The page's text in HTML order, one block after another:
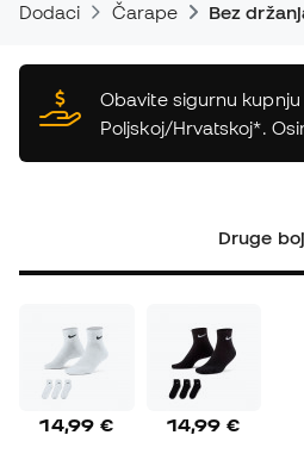
Dodaci Čarape Bez
Obavite sigurnu
Poljskoj/Hrvatskoj*.
Druge
14,99 € 14,99 €